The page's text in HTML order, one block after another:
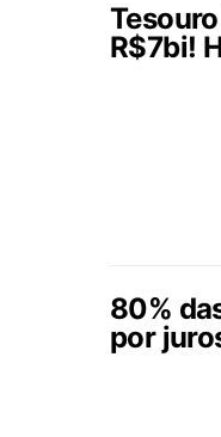
R$7bi!
80%
por